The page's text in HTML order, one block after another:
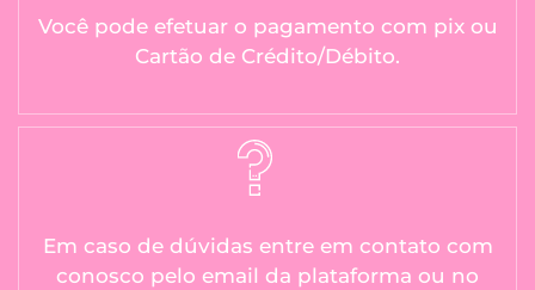
Você pode efetuar o pagamento com pix ou
Cartão de Crédito/Débito.
Em caso de dúvidas entre em contato com
conosco pelo email da plataforma ou no